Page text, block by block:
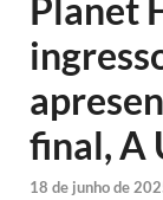
Planet
final, A
18 de junho de